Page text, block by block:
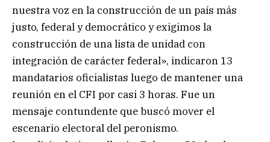
nuestra voz en la construcción de un país más
justo, federal y democrático y exigimos la
construcción de una lista de unidad con
integración de carácter federal», indicaron 13
mandatarios oficialistas luego de mantener una
reunión en el CFI por casi 3 horas. Fue un
mensaje contundente que buscó mover el
escenario electoral del peronismo.